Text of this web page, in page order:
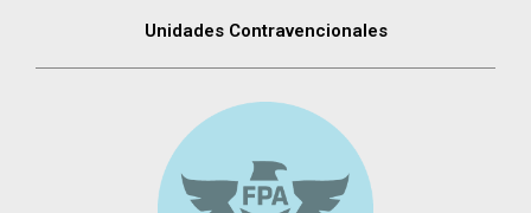
Unidades Contravencionales